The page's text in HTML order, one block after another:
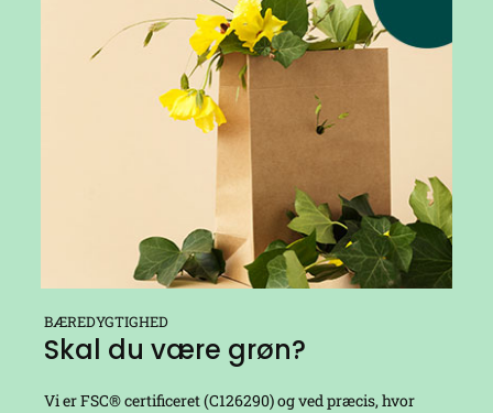
BÆREDYGTIGHED
Skal du være grøn?
Vi er FSC® certificeret (C126290) og ved præcis, hvor